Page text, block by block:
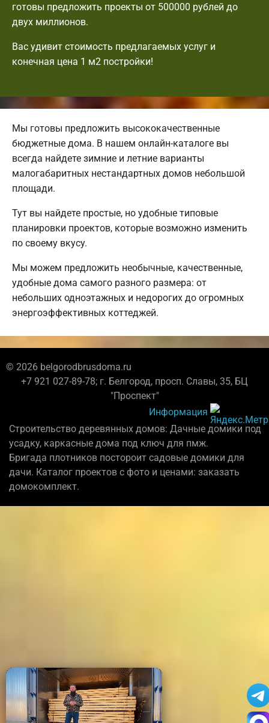
готовы предложить проекты от 500000 рублей до
двух миллионов.
Вас удивит стоимость предлагаемых услуг и
конечная цена 1 м2 постройки!
Мы готовы предложить высококачественные
бюджетные дома. В нашем онлайн-каталоге вы
всегда найдете зимние и летние варианты
малогабаритных нестандартных домов небольшой
площади.
Тут вы найдете простые, но удобные типовые
планировки проектов, которые возможно изменить
по своему вкусу.
Мы можем предложить необычные, качественные,
удобные дома самого разного размера: от
небольших одноэтажных и недорогих до огромных
энергоэффективных коттеджей.
© 2026 belgorodbrusdoma.ru
+7 921 027-89-78; г. Белгород, просп. Славы, 35, БЦ
"Проспект"
Информация
Строительство деревянных домов: Дачные домики под
усадку, каркасные дома под ключ для пмж.
Бригада плотников постороит садовые домики для
дачи. Каталог проектов с фото и ценами: заказать
домокомплект.